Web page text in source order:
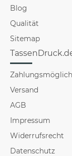
Blog
Qualität
Sitemap
Versand
AGB
Impressum
Widerrufsrecht
Datenschutz